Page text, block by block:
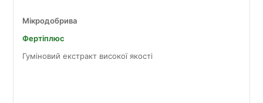
Мікродобрива
Фертіплюс
Гуміновий екстракт високої якості